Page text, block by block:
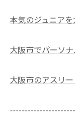
本気のジュニア
大阪市でパーソ
大阪市のアスリ